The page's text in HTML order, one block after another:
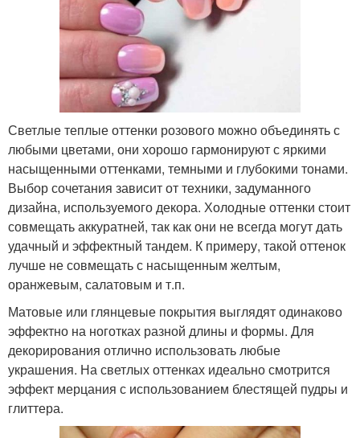
Светлые теплые оттенки розового можно объединять с
любыми цветами, они хорошо гармонируют с яркими
насыщенными оттенками, темными и глубокими тонами.
Выбор сочетания зависит от техники, задуманного
дизайна, используемого декора. Холодные оттенки стоит
совмещать аккуратней, так как они не всегда могут дать
удачный и эффектный тандем. К примеру, такой оттенок
лучше не совмещать с насыщенным желтым,
оранжевым, салатовым и т.п.
Матовые или глянцевые покрытия выглядят одинаково
эффектно на ноготках разной длины и формы. Для
декорирования отлично использовать любые
украшения. На светлых оттенках идеально смотрится
эффект мерцания с использованием блестящей пудры и
глиттера.